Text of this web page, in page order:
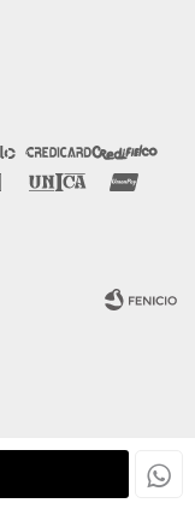
Fenicio